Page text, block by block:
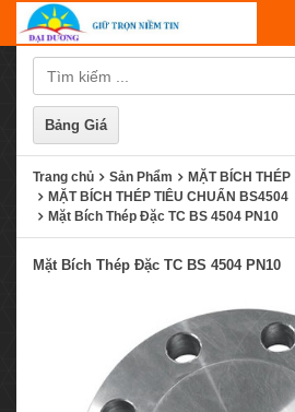
Bảng Giá
Trang chủ Sản Phẩm
MẶT BÍCH THÉP
MẶT BÍCH THÉP TIÊU CHUẨN BS4504
Mặt Bích Thép Đặc TC BS 4504 PN10
Mặt Bích Thép Đặc TC BS 4504 PN10